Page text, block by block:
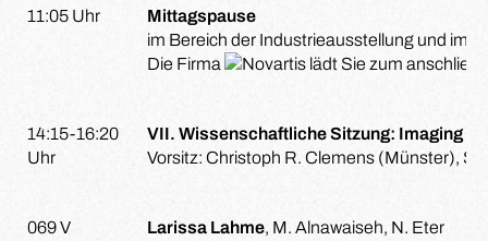
11:05 Uhr
Mittagspause
im Bereich der Industrieausstellung und im
Die Firma
lädt Sie zum
14:15-16:20
Uhr
VII. Wissenschaftliche Sitzung: Imaging
Vorsitz: Christoph R. Clemens (Münster),
069 V Larissa Lahme, M. Alnawaiseh, N. Eter